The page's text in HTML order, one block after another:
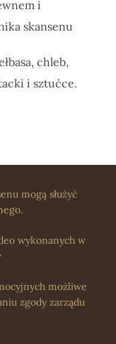
i
skansenu
chleb,
i sztućce.
mogą służyć
wykonanych w
możliwe
zgody zarządu